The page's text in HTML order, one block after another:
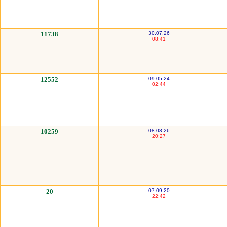
30.07.26
08:41
11738
09.05.24
02:44
12552
08.08.26
20:27
10259
07.09.20
22:42
20